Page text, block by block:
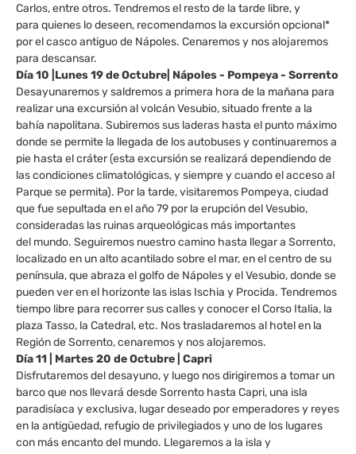
Carlos, entre otros. Tendremos el resto de la tarde libre, y
para quienes lo deseen, recomendamos la excursión opcional*
por el casco antiguo de Nápoles. Cenaremos y nos alojaremos
para descansar.
Día 10 |Lunes 19 de Octubre| Nápoles - Pompeya - Sorrento
Desayunaremos y saldremos a primera hora de la mañana para
realizar una excursión al volcán Vesubio, situado frente a la
bahía napolitana. Subiremos sus laderas hasta el punto máximo
donde se permite la llegada de los autobuses y continuaremos a
pie hasta el cráter (esta excursión se realizará dependiendo de
las condiciones climatológicas, y siempre y cuando el acceso al
Parque se permita). Por la tarde, visitaremos Pompeya, ciudad
que fue sepultada en el año 79 por la erupción del Vesubio,
consideradas las ruinas arqueológicas más importantes
del mundo. Seguiremos nuestro camino hasta llegar a Sorrento,
localizado en un alto acantilado sobre el mar, en el centro de su
península, que abraza el golfo de Nápoles y el Vesubio, donde se
pueden ver en el horizonte las islas Ischia y Procida. Tendremos
tiempo libre para recorrer sus calles y conocer el Corso Italia, la
plaza Tasso, la Catedral, etc. Nos trasladaremos al hotel en la
Región de Sorrento, cenaremos y nos alojaremos.
Día 11 | Martes 20 de Octubre | Capri
Disfrutaremos del desayuno, y luego nos dirigiremos a tomar un
barco que nos llevará desde Sorrento hasta Capri, una isla
paradisíaca y exclusiva, lugar deseado por emperadores y reyes
en la antigüedad, refugio de privilegiados y uno de los lugares
con más encanto del mundo. Llegaremos a la isla y